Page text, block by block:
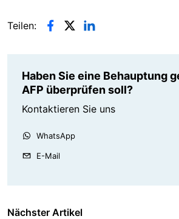
Teilen:
Haben Sie eine Behauptung
AFP überprüfen soll?
Kontaktieren Sie uns
WhatsApp
E-Mail
Nächster Artikel